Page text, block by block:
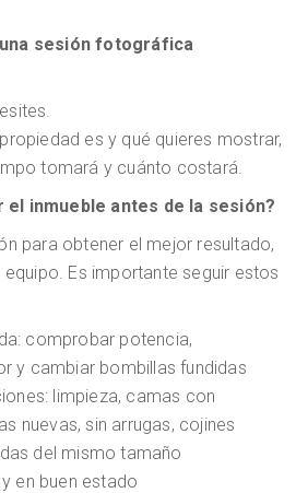
sesión fotográfica
es y qué quieres mostrar,
tomará y cuánto costará.
el inmueble antes de la sesión?
para obtener el mejor resultado,
Es importante seguir estos
comprobar potencia,
y cambiar bombillas fundidas
limpieza, camas con
nuevas, sin arrugas, cojines
del mismo tamaño
en buen estado